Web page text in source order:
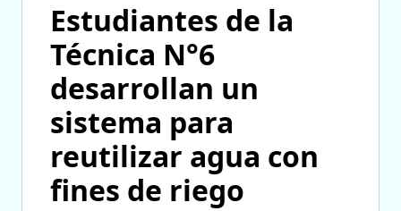
Estudiantes de la
Técnica N°6
desarrollan un
sistema para
reutilizar agua con
fines de riego